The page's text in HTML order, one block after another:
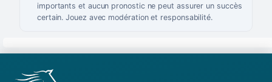
importants et aucun pronostic ne peut assurer un succès
certain. Jouez avec modération et responsabilité.